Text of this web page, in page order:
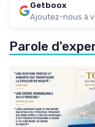
Getboox
Ajoutez-nous à
Parole